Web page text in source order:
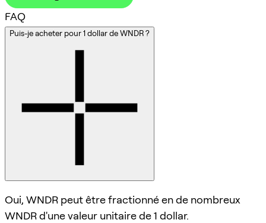
FAQ
Puis-je acheter pour 1 dollar de WNDR ?
Oui, WNDR peut être fractionné en de nombreux
WNDR d'une valeur unitaire de 1 dollar.